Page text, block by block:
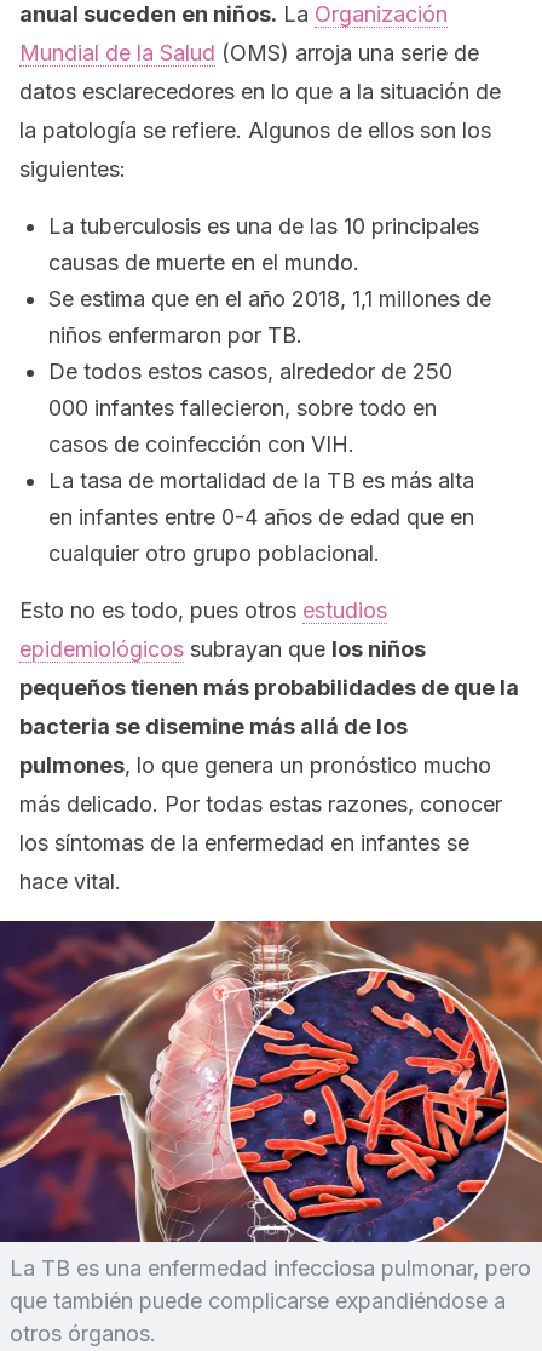
anual suceden en niños. La Organización
Mundial de la Salud (OMS) arroja una serie de
datos esclarecedores en lo que a la situación de
la patología se refiere. Algunos de ellos son los
siguientes:
La tuberculosis es una de las 10 principales
causas de muerte en el mundo.
Se estima que en el año 2018, 1,1 millones de
niños enfermaron por TB.
De todos estos casos, alrededor de 250
000 infantes fallecieron, sobre todo en
casos de coinfección con VIH.
La tasa de mortalidad de la TB es más alta
en infantes entre 0-4 años de edad que en
cualquier otro grupo poblacional.
Esto no es todo, pues otros estudios
epidemiológicos subrayan que los niños
pequeños tienen más probabilidades de que la
bacteria se disemine más allá de los
pulmones, lo que genera un pronóstico mucho
más delicado. Por todas estas razones, conocer
los síntomas de la enfermedad en infantes se
hace vital.
La TB es una enfermedad infecciosa pulmonar, pero
que también puede complicarse expandiéndose a
otros órganos.